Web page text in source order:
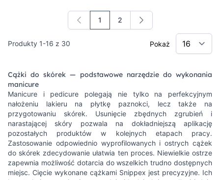
Produkty 1-16 z 30
Aktualnie czytasz stronę
1 Strona
2
Pokaż
Cążki do skórek — podstawowe narzędzie do wykonania
manicure
Manicure i pedicure polegają nie tylko na perfekcyjnym
nałożeniu lakieru na płytkę paznokci, lecz także na
przygotowaniu skórek. Usunięcie zbędnych zgrubień i
narastającej skóry pozwala na dokładniejszą aplikację
pozostałych produktów w kolejnych etapach pracy.
Zastosowanie odpowiednio wyprofilowanych i ostrych cążek
do skórek zdecydowanie ułatwia ten proces. Niewielkie ostrze
zapewnia możliwość dotarcia do wszelkich trudno dostępnych
miejsc. Cięcie wykonane cążkami Snippex jest precyzyjne. Ich